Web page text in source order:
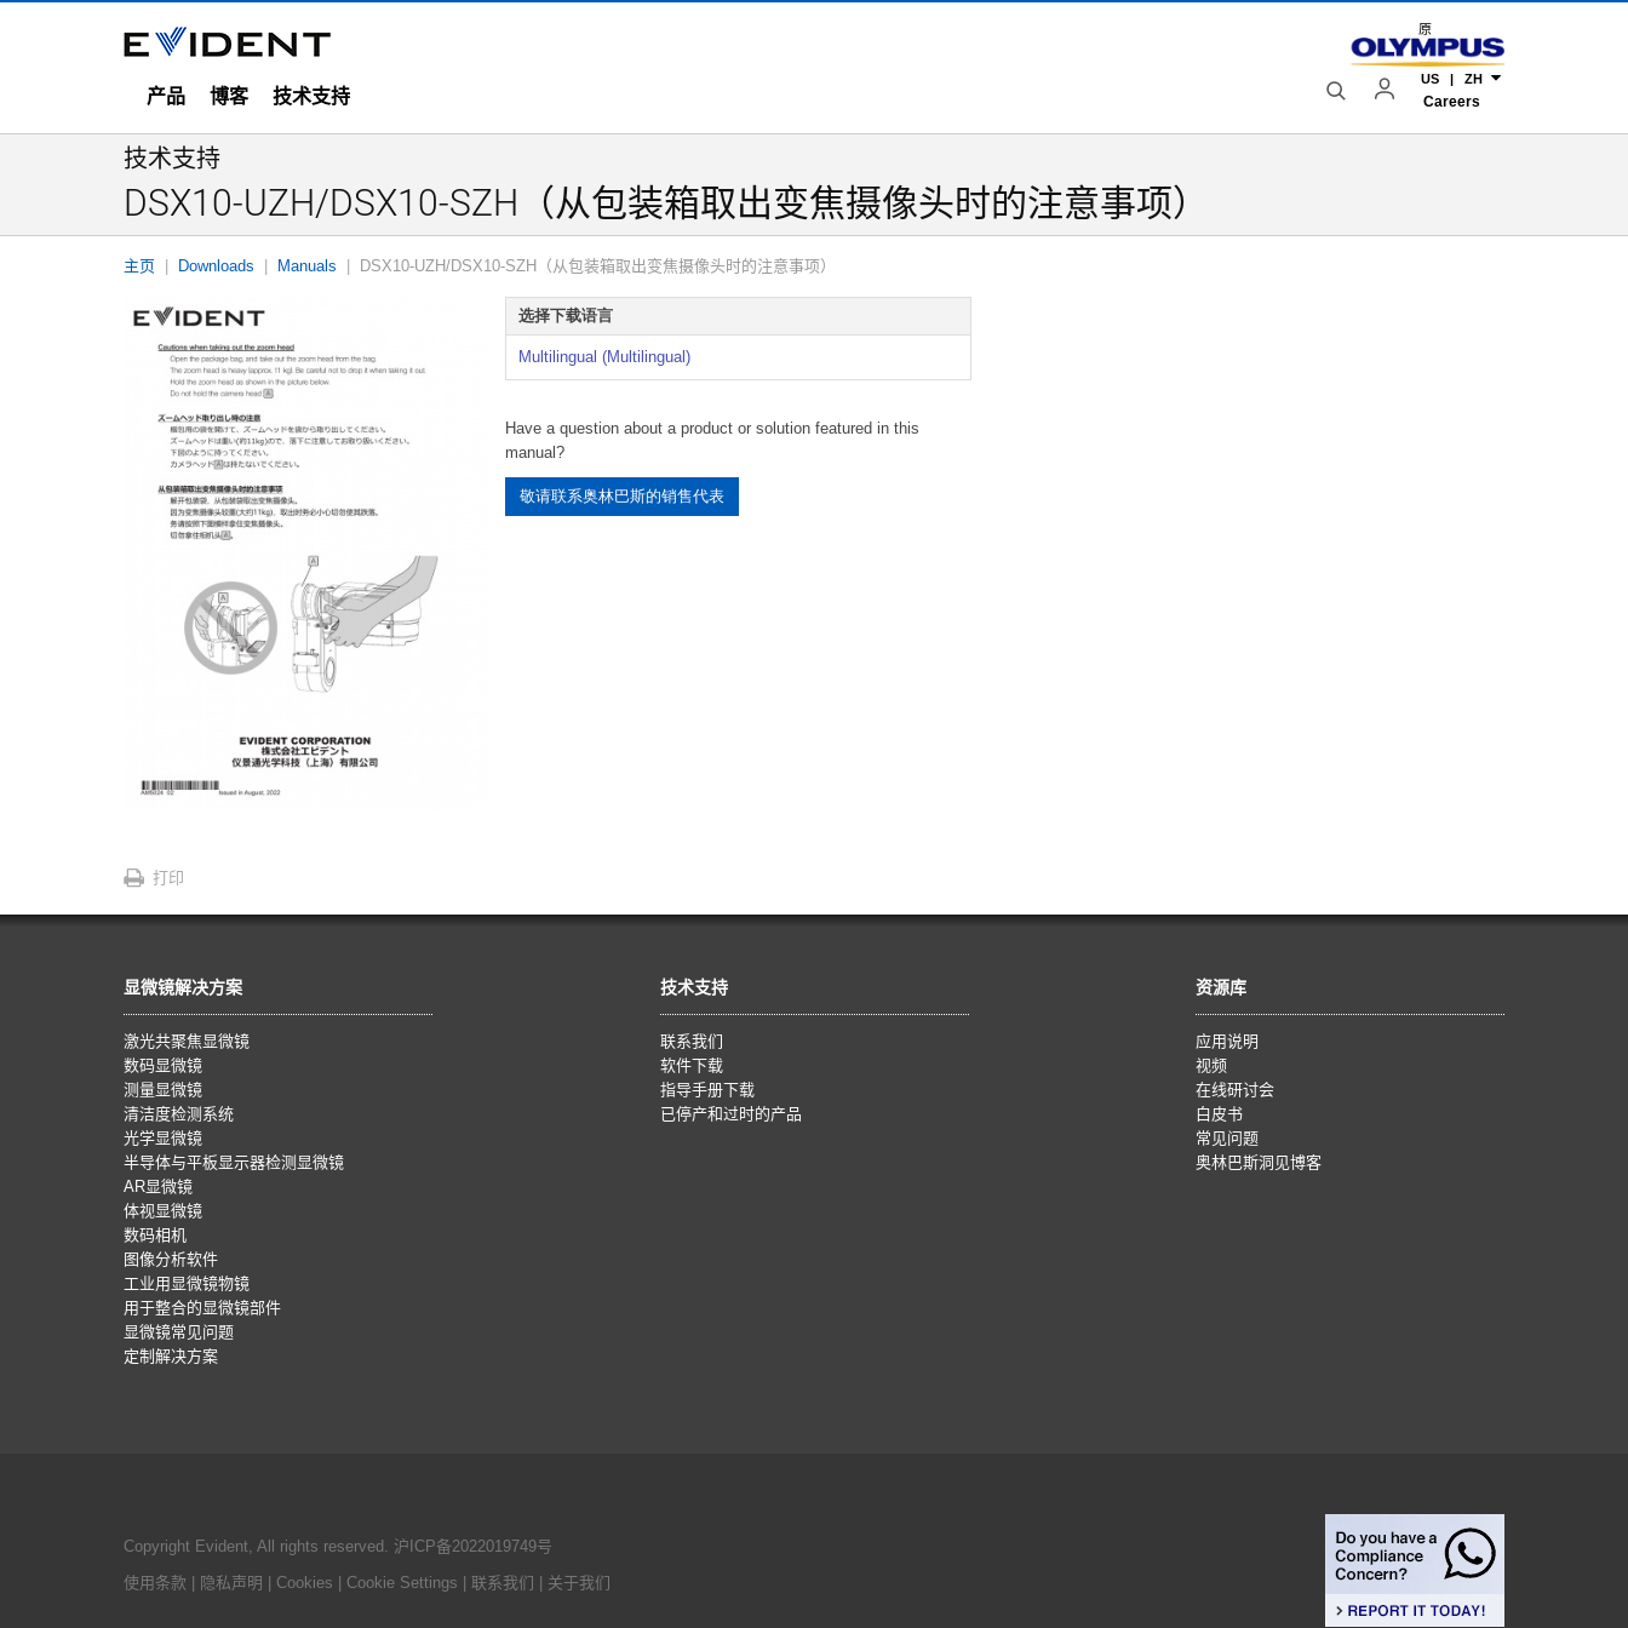
产品 博客 技术支持
原
US | ZH
Careers
技术支持
DSX10-UZH/DSX10-SZH（从包装箱取出变焦摄像头时的注意事项）
主页 Downloads Manuals DSX10-UZH/DSX10-SZH（从包装箱取出变焦摄像头时的注意事项）
选择下载语言
Multilingual (Multilingual)
Have a question about a product or solution featured in this
manual?
敬请联系奥林巴斯的销售代表
打印
显微镜解决方案
激光共聚焦显微镜
数码显微镜
测量显微镜
清洁度检测系统
光学显微镜
半导体与平板显示器检测显微镜
AR显微镜
体视显微镜
数码相机
图像分析软件
工业用显微镜物镜
用于整合的显微镜部件
显微镜常见问题
定制解决方案
技术支持
联系我们
软件下载
指导手册下载
已停产和过时的产品
资源库
应用说明
视频
在线研讨会
白皮书
常见问题
奥林巴斯洞见博客
Copyright Evident, All rights reserved. 沪ICP备2022019749号
使用条款 | 隐私声明 | Cookies | Cookie Settings | 联系我们 | 关于我们